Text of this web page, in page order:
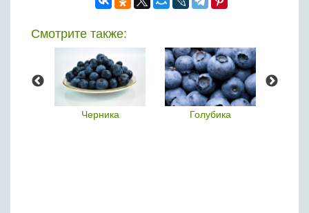
Смотрите также:
Черника Голубика